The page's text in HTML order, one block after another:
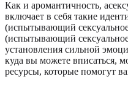
Как и аромантичность,
включает в себя такие
(испытывающий
(испытывающий
установления сильной
куда вы можете вписаться,
ресурсы, которые помогут